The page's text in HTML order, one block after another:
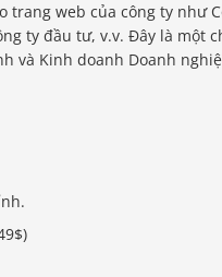
web của công ty như
ty đầu tư, v.v. Đây là một
và Kinh doanh Doanh